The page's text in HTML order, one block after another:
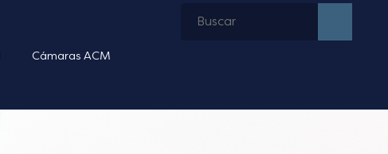
Cámaras ACM